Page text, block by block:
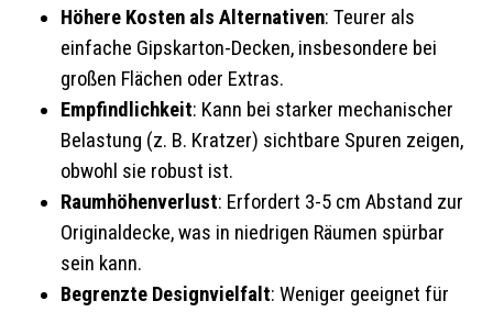
Höhere Kosten als Alternativen: Teurer als
einfache Gipskarton-Decken, insbesondere bei
großen Flächen oder Extras.
Empfindlichkeit: Kann bei starker mechanischer
Belastung (z. B. Kratzer) sichtbare Spuren zeigen,
obwohl sie robust ist.
Raumhöhenverlust: Erfordert 3-5 cm Abstand zur
Originaldecke, was in niedrigen Räumen spürbar
sein kann.
Begrenzte Designvielfalt: Weniger geeignet für